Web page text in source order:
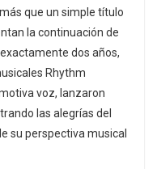
que un simple título
la continuación de
dos años,
Rhythm
voz, lanzaron
las alegrías del
su perspectiva musical